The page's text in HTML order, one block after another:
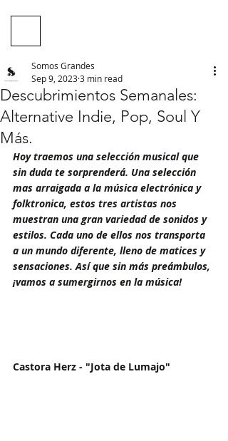
Descubrimientos Semanales:
Alternative Indie, Pop, Soul Y
Más.
Somos Grandes
Sep 9, 20233 min read
Hoy traemos una selección musical que
sin duda te sorprenderá. Una selección
mas arraigada a la música electrónica y
folktronica, estos tres artistas nos
muestran una gran variedad de sonidos y
estilos. Cada uno de ellos nos transporta
a un mundo diferente, lleno de matices y
sensaciones. Así que sin más preámbulos,
¡vamos a sumergirnos en la música!
Castora Herz - "Jota de Lumajo"